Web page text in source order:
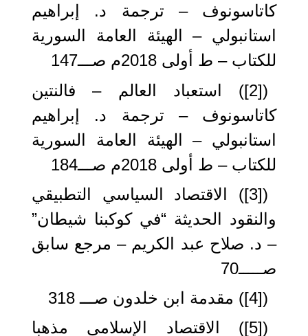
كاتاسونوف – ترجمة د. إبراهيم
استانبولي – الهيئة العامة السورية
للكتاب – ط أولى 2018م صـــ147
([2]) استعباد العالم – فالنتين
كاتاسونوف – ترجمة د. إبراهيم
استانبولي – الهيئة العامة السورية
للكتاب – ط أولى 2018م صـــ184
([3]) الاقتصاد السياسي التطبيقي
والنقود الحديثة “في كوكبنا شيطان”
– د. صلاح عبد الكريم – مرجع سابق
صـــــ70
([4]) مقدمة ابن خلدون صـــ 318
([5]) الاقتصاد الإسلامي مذهبا